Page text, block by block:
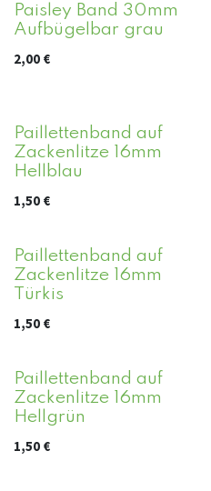
Paisley Band 30mm
Aufbügelbar grau
2,00 €
Paillettenband auf
Zackenlitze 16mm
Hellblau
1,50 €
Paillettenband auf
Zackenlitze 16mm
Türkis
1,50 €
Paillettenband auf
Zackenlitze 16mm
Hellgrün
1,50 €